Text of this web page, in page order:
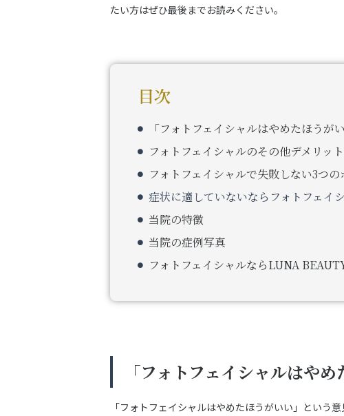
たい方はぜひ最後までお読みください。
目次
「フォトフェイシャルはやめたほうが
フォトフェイシャルのその他デメリッ
フォトフェイシャルで失敗しない3つの
症状に適していないならフォトフェイ
当院の特徴
当院の症例写真
フォトフェイシャルならLUNA
「フォトフェイシャルはや
「フォトフェイシャルはやめたほうがいい」という意